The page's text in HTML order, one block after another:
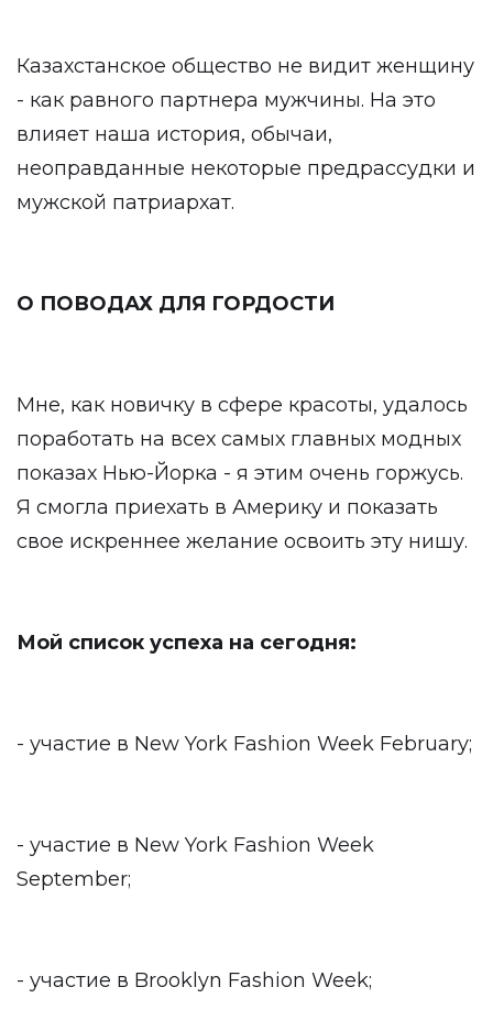
Казахстанское общество не видит женщину
- как равного партнера мужчины. На это
влияет наша история, обычаи,
неоправданные некоторые предрассудки и
мужской патриархат.
О ПОВОДАХ ДЛЯ ГОРДОСТИ
Мне, как новичку в сфере красоты, удалось
поработать на всех самых главных модных
показах Нью-Йорка - я этим очень горжусь.
Я смогла приехать в Америку и показать
свое искреннее желание освоить эту нишу.
Мой список успеха на сегодня:
- участие в New York Fashion Week February;
- участие в New York Fashion Week
September;
- участие в Brooklyn Fashion Week;